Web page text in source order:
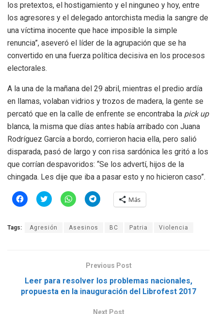
los pretextos, el hostigamiento y el ninguneo y hoy, entre
los agresores y el delegado antorchista media la sangre de
una víctima inocente que hace imposible la simple
renuncia”, aseveró el líder de la agrupación que se ha
convertido en una fuerza política decisiva en los procesos
electorales.
A la una de la mañana del 29 abril, mientras el predio ardía
en llamas, volaban vidrios y trozos de madera, la gente se
percató que en la calle de enfrente se encontraba la pick up
blanca, la misma que días antes había arribado con Juana
Rodríguez García a bordo, corrieron hacia ella, pero salió
disparada, pasó de largo y con risa sardónica les gritó a los
que corrían despavoridos: “Se los advertí, hijos de la
chingada. Les dije que iba a pasar esto y no hicieron caso”.
H
a
m
p
a
H
a
i
m
p
a
H
a
i
m
p
a
H
a
i
c
m
p
a
r
i
Más
Tags: Agresión Asesinos BC Patria Violencia
Previous Post
Leer para resolver los problemas nacionales,
propuesta en la inauguración del Librofest 2017
Next Post